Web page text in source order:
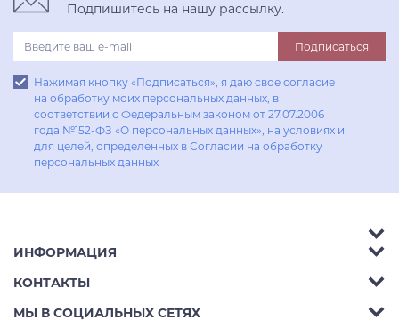
Подпишитесь на нашу рассылку.
Подписаться
Нажимая кнопку «Подписаться», я даю свое согласие
на обработку моих персональных данных, в
соответствии с Федеральным законом от 27.07.2006
года №152-ФЗ «О персональных данных», на условиях и
для целей, определенных в Согласии на обработку
персональных данных
Аксессуары
Гостиные
ИНФОРМАЦИЯ
Акции
КОНТАКТЫ
Телефон: 8 (800) 302-42-39
МЫ В СОЦИАЛЬНЫХ СЕТЯХ